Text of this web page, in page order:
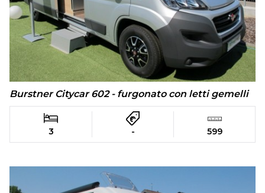
Burstner Citycar 602 - furgonato con letti gemelli
3 - 599